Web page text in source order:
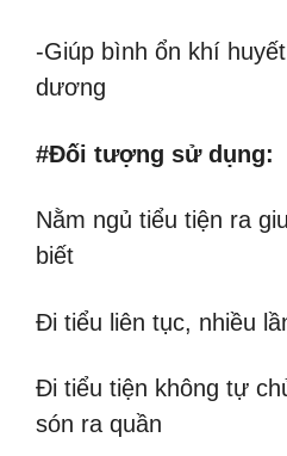
-Giúp bình ổn khí
dương
#Đối tượng sử dụng:
Nằm ngủ tiểu tiện ra
biết
Đi tiểu liên tục, nhiều
Đi tiểu tiện không tự
són ra quần